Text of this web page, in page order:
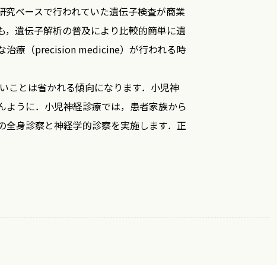
ベースで行われていた遺伝子検査が商業
遺伝子解析の普及により比較的簡単に遺
治療（precision medicine）が行われる時
ことは省かれる傾向になります．小児神
うに．小児神経診療では，患者家族から
身診察と神経学的診察を実施します．正
族に還元するだけでなく，それを後継者
が短時間で利用できるようになったの
ないなど不安感は決して小さくはありま
2022年には時代錯誤とも思える侵略戦